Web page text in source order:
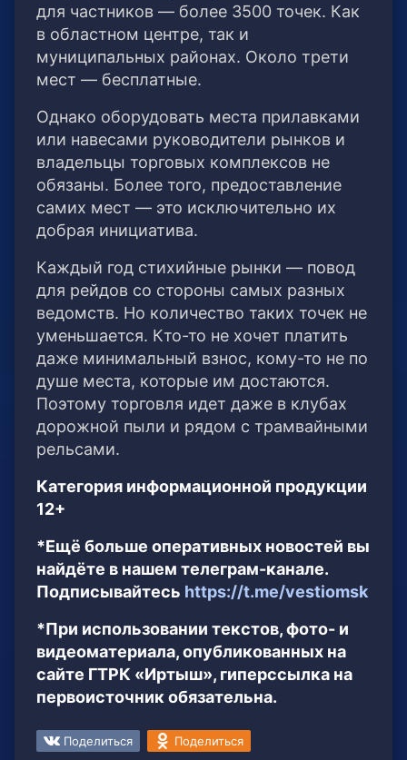
для частников — более 3500 точек. Как
в областном центре, так и
муниципальных районах. Около трети
мест — бесплатные.
Однако оборудовать места прилавками
или навесами руководители рынков и
владельцы торговых комплексов не
обязаны. Более того, предоставление
самих мест — это исключительно их
добрая инициатива.
Каждый год стихийные рынки — повод
для рейдов со стороны самых разных
ведомств. Но количество таких точек не
уменьшается. Кто-то не хочет платить
даже минимальный взнос, кому-то не по
душе места, которые им достаются.
Поэтому торговля идет даже в клубах
дорожной пыли и рядом с трамвайными
рельсами.
Категория информационной продукции
12+
*Ещё больше оперативных новостей вы
найдёте в нашем телеграм-канале.
Подписывайтесь https://t.me/vestiomsk
*При использовании текстов, фото- и
видеоматериала, опубликованных на
сайте ГТРК «Иртыш», гиперссылка на
первоисточник обязательна.
Поделиться Поделиться